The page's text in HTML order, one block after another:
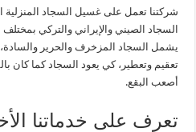
شركتنا تعمل على غسيل السجاد المنزلية
السجاد الصيني والإيراني والتركي بمختلف
يشمل السجاد المزخرف والحرير
تعقيم وتعطير، كي يعود السجاد كما كان
أصعب البقع.
تعرف على خدماتنا